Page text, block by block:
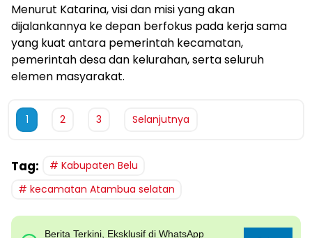
Menurut Katarina, visi dan misi yang akan
dijalankannya ke depan berfokus pada kerja sama
yang kuat antara pemerintah kecamatan,
pemerintah desa dan kelurahan, serta seluruh
elemen masyarakat.
1 2 3 Selanjutnya
Tag:
Kabupaten Belu
kecamatan Atambua selatan
Berita Terkini, Eksklusif di WhatsApp